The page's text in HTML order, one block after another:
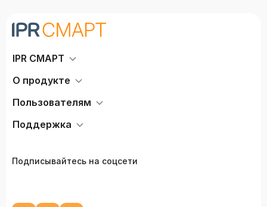
IPR СМАРТ
О продукте
Пользователям
Поддержка
Подписывайтесь на соцсети